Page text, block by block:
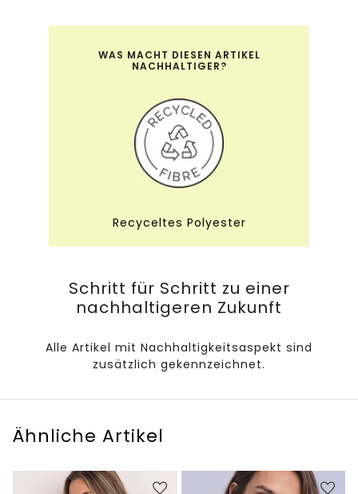
WAS MACHT DIESEN ARTIKEL
NACHHALTIGER?
Recyceltes Polyester
Schritt für Schritt zu einer
nachhaltigeren Zukunft
Alle Artikel mit Nachhaltigkeitsaspekt sind
zusätzlich gekennzeichnet.
Ähnliche Artikel